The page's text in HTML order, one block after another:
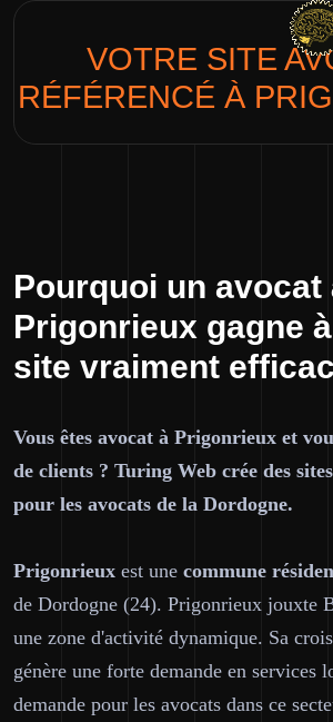
VOTRE SITE
RÉFÉRENCÉ À
Pourquoi un avocat
Prigonrieux gagne
site vraiment
Vous êtes avocat à Prigonrieux et
de clients ? Turing Web crée des
pour les avocats de la Dordogne.
Prigonrieux est une commune
de Dordogne (24). Prigonrieux jouxte
une zone d'activité dynamique. Sa
génère une forte demande en services
demande pour les avocats dans ce